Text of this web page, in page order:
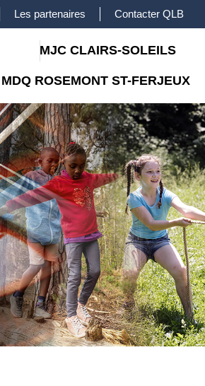
Les partenaires Contacter QLB
MJC CLAIRS-SOLEILS
MDQ ROSEMONT ST-FERJEUX